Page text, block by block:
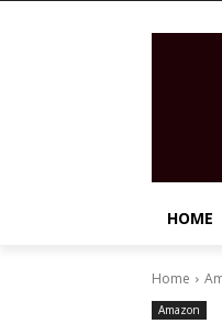
HOME
Home
Amazon